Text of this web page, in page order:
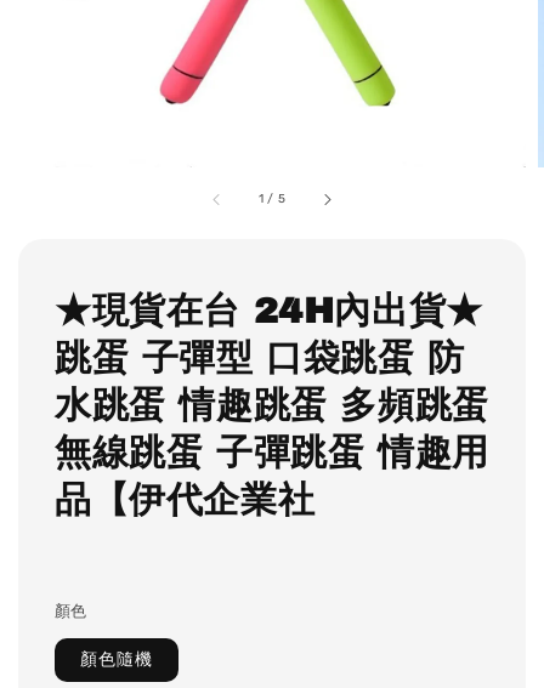
1 / 5
★現貨在台 24H內出貨★
跳蛋 子彈型 口袋跳蛋 防
水跳蛋 情趣跳蛋 多頻跳蛋
無線跳蛋 子彈跳蛋 情趣用
品【伊代企業社
顏色
顏色隨機